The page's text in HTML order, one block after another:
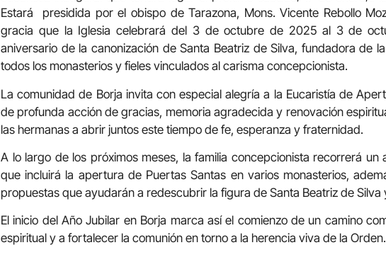
Estará presidida por el obispo de Tarazona, Mons. Vicente Rebollo
gracia que la Iglesia celebrará del 3 de octubre de 2025 al 3 de
aniversario de la canonización de Santa Beatriz de Silva, fundadora de
todos los monasterios y fieles vinculados al carisma concepcionista.
La comunidad de Borja invita con especial alegría a la Eucaristía de
de profunda acción de gracias, memoria agradecida y renovación
las hermanas a abrir juntos este tiempo de fe, esperanza y fraternidad.
A lo largo de los próximos meses, la familia concepcionista recorrerá un
que incluirá la apertura de Puertas Santas en varios monasterios,
propuestas que ayudarán a redescubrir la figura de Santa Beatriz de Silva
El inicio del Año Jubilar en Borja marca así el comienzo de un camino
espiritual y a fortalecer la comunión en torno a la herencia viva de la Orden.